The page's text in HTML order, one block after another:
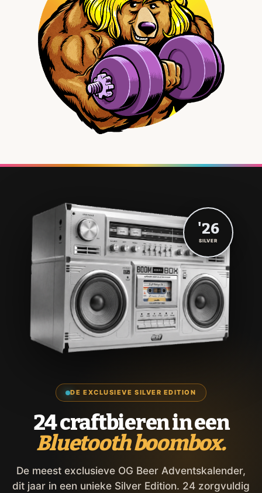
DE EXCLUSIEVE SILVER EDITION
24 craftbieren in een
Bluetooth boombox.
De meest exclusieve OG Beer Adventskalender,
dit jaar in een unieke Silver Edition. 24 zorgvuldig
'26
SILVER